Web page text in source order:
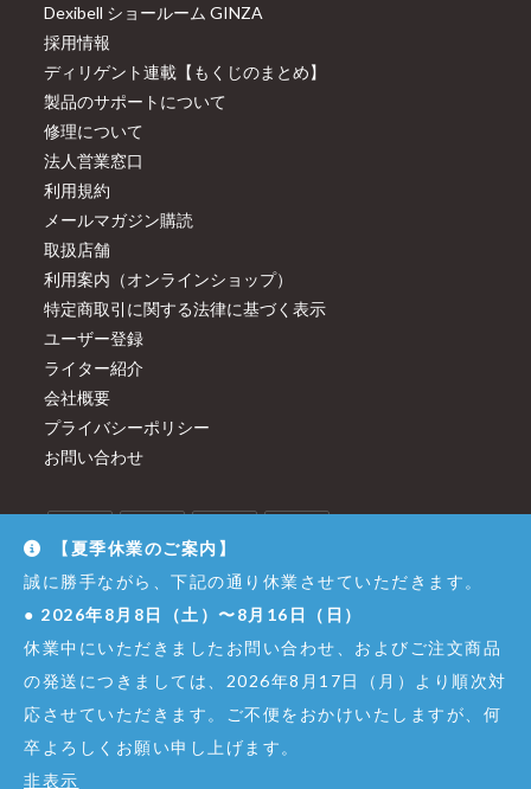
Dexibell ショールーム GINZA
採用情報
ディリゲント連載【もくじのまとめ】
製品のサポートについて
修理について
法人営業窓口
利用規約
メールマガジン購読
取扱店舗
利用案内（オンラインショップ）
特定商取引に関する法律に基づく表示
ユーザー登録
ライター紹介
会社概要
プライバシーポリシー
お問い合わせ
© Copyright - Dirigent GINZA JUJIYA Co.,Ltd. All Right Reserved.
【夏季休業のご案内】
誠に勝手ながら、下記の通り休業させていただきます。
● 2026年8月8日（土）〜8月16日（日）
休業中にいただきましたお問い合わせ、およびご注文商品
の発送につきましては、2026年8月17日（月）より順次対
応させていただきます。ご不便をおかけいたしますが、何
卒よろしくお願い申し上げます。
非表示